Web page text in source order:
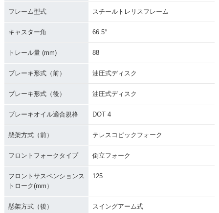
フレーム型式 スチールトレリスフレーム
キャスター角 66.5°
トレール量 (mm) 88
ブレーキ形式（前） 油圧式ディスク
ブレーキ形式（後） 油圧式ディスク
ブレーキオイル適合規格 DOT 4
懸架方式（前） テレスコピックフォーク
フロントフォークタイプ 倒立フォーク
フロントサスペンションス
トローク(mm）
125
懸架方式（後） スイングアーム式